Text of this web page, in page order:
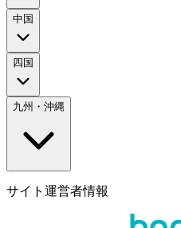
中国
四国
九州・沖縄
サイト運営者情報